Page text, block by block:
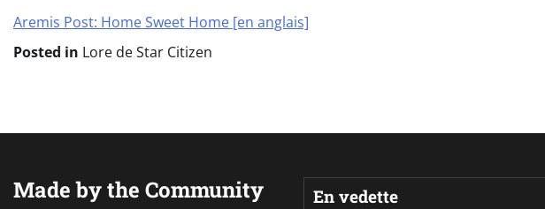
Aremis Post: Home Sweet Home [en anglais]
Posted in Lore de Star Citizen
Made by the Community En vedette